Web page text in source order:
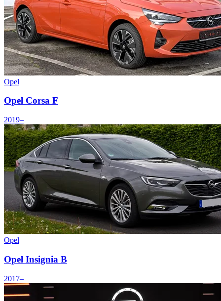
Opel
Opel Corsa F
2019–
Opel
Opel Insignia B
2017–